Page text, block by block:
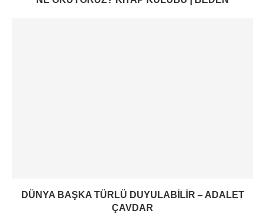
DÜNYA BAŞKA TÜRLÜ DUYULABILIR – ADALET
ÇAVDAR